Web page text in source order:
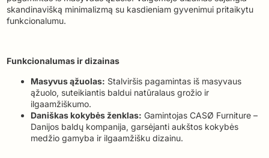
skandinavišką minimalizmą su kasdieniam gyvenimui pritaikytu
funkcionalumu.
Funkcionalumas ir dizainas
Masyvus ąžuolas: Stalviršis pagamintas iš masyvaus
ąžuolo, suteikiantis baldui natūralaus grožio ir
ilgaamžiškumo.
Daniškas kokybės ženklas: Gamintojas CASØ Furniture –
Danijos baldų kompanija, garsėjanti aukštos kokybės
medžio gamyba ir ilgaamžišku dizainu.